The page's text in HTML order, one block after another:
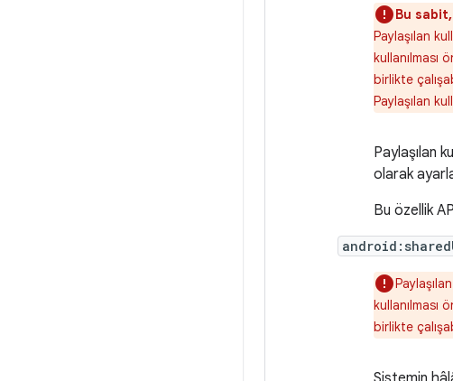
Bu
Paylaşılan
kullanılması
birlikte
Paylaşılan
Paylaşılan
olarak
Bu özellik
kullanılması
birlikte